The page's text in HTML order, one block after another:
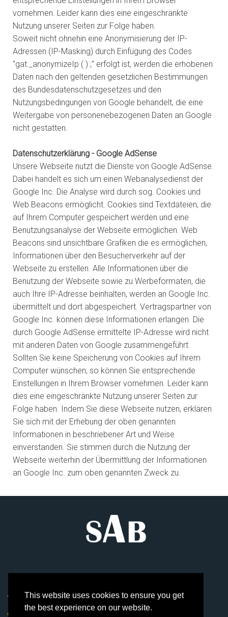
This website uses cookies to ensure you get
the best experience on our website.
vornehmen. Leider kann dies eine eingeschränkte
Nutzung unserer Seiten zur Folge haben.
Soweit nicht ohnehin eine Anonymisierung der IP-
Adressen (IP-Masking) durch Einfügung des Codes
"gat._anonymizeIp ( ) ;" erfolgt ist, werden die erhobenen
Daten nach den geltenden gesetzlichen Bestimmungen
des Bundesdatenschutzgesetzes und den
Nutzungsbedingungen von Google behandelt, die eine
Weitergabe von personenebezogenen Daten an Google
nicht gestatten.
Datenschutzerklärung - Google AdSense
Unsere Webseite nutzt die Dienste von Google AdSense.
Dabei handelt es sich um einen Webanalysedienst der
Google Inc. Die Analyse wird durch sog. Cookies und
Web Beacons ermöglicht. Cookies sind Textdateien, die
auf Ihrem Computer gespeichert werden und eine
Benutzungsanalyse der Webseite ermöglichen. Web
Beacons sind unsichtbare Grafiken die es ermöglichen,
Informationen über den Besucherverkehr auf der
Webseite zu erstellen. Alle Informationen über die
Benutzung der Webseite sowie zu Werbeformaten, die
auch Ihre IP-Adresse beinhalten, werden an Google Inc.
übermittelt und dort abgespeichert. Vertragspartner von
Google Inc. können diese Informationen erlangen. Die
durch Google AdSense ermittelte IP-Adresse wird nicht
mit anderen Daten von Google zusammengeführt.
Sollten Sie keine Speicherung von Cookies auf Ihrem
Computer wünschen, so können Sie entsprechende
Einstellungen in Ihrem Browser vornehmen. Leider kann
dies eine eingeschränkte Nutzung unserer Seiten zur
Folge haben. Indem Sie diese Webseite nutzen, erklären
Sie sich mit der Erhebung der oben genannten
Informationen in beschriebener Art und Weise
einverstanden. Sie stimmen durch die Nutzung der
Webseite weiterhin der Übermittlung der Informationen
an Google Inc. zum oben genannten Zweck zu.